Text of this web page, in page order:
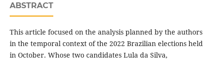
ABSTRACT
This article focused on the analysis planned by the authors
in the temporal context of the 2022 Brazilian elections held
in October. Whose two candidates Lula da Silva,